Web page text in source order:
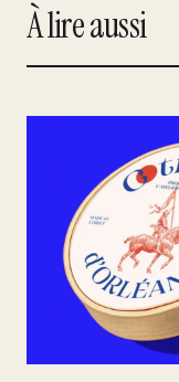
À lire aussi